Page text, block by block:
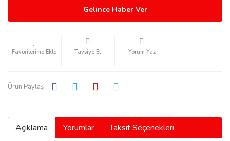
Gelince Haber Ver
Tavsiye Et Yorum Yaz
Ürün Paylaş :
Açıklama Yorumlar Taksit Seçenekleri